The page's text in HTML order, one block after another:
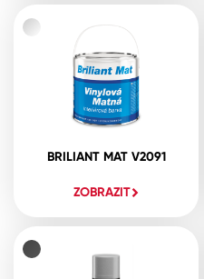
BRILIANT MAT V2091
ZOBRAZIT